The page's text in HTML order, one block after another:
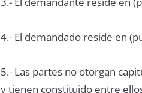
4.- El demandado reside en
5.- Las partes no otorgan
y tienen constituido entre